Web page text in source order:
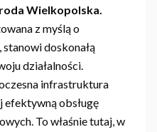
Wielkopolska.
z myślą o
doskonałą
działalności.
infrastruktura
efektywną obsługę
To właśnie tutaj, w